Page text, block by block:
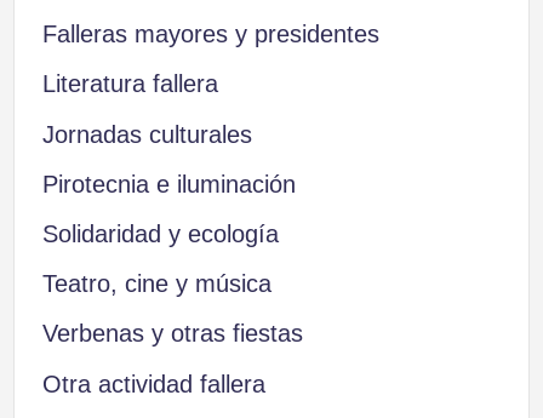
Falleras mayores y presidentes
Literatura fallera
Jornadas culturales
Pirotecnia e iluminación
Solidaridad y ecología
Teatro, cine y música
Verbenas y otras fiestas
Otra actividad fallera